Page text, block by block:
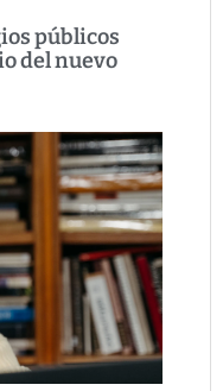
públicos
del nuevo